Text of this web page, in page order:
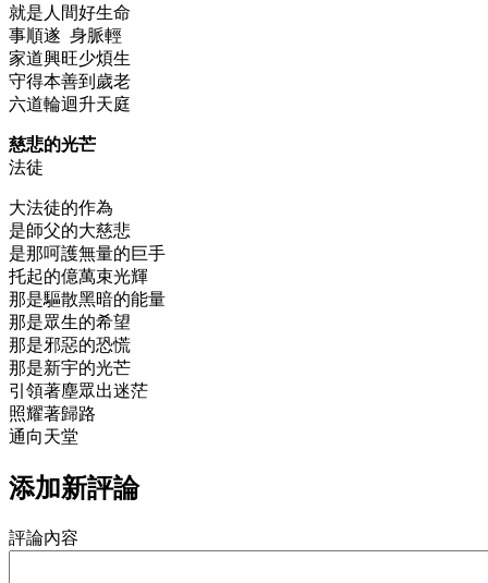
就是人間好生命
事順遂 身脈輕
家道興旺少煩生
守得本善到歲老
六道輪迴升天庭
慈悲的光芒
法徒
大法徒的作為
是師父的大慈悲
是那呵護無量的巨手
托起的億萬束光輝
那是驅散黑暗的能量
那是眾生的希望
那是邪惡的恐慌
那是新宇的光芒
引領著塵眾出迷茫
照耀著歸路
通向天堂
添加新評論
評論內容